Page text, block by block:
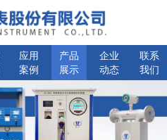
应用
案例
产品
展示
企业
动态
联系
我们